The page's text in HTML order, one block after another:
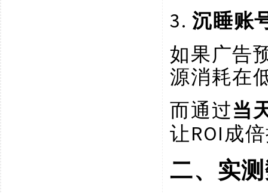
3.沉睡账
如果广告
源消耗在
而通过当
让ROI成
二、实